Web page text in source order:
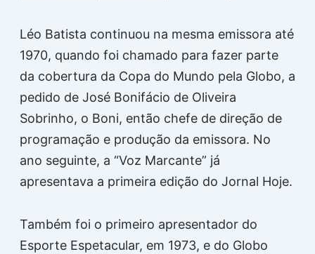
Léo Batista continuou na mesma emissora até
1970, quando foi chamado para fazer parte
da cobertura da Copa do Mundo pela Globo, a
pedido de José Bonifácio de Oliveira
Sobrinho, o Boni, então chefe de direção de
programação e produção da emissora. No
ano seguinte, a “Voz Marcante” já
apresentava a primeira edição do Jornal Hoje.
Também foi o primeiro apresentador do
Esporte Espetacular, em 1973, e do Globo